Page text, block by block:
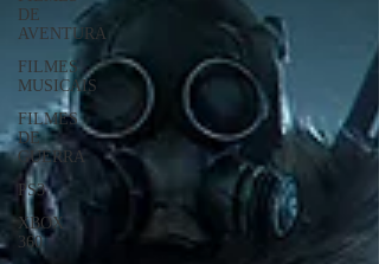
DE
AVENTURA
FILMES
MUSICAIS
FILMES
DE
GUERRA
PS3
XBOX
360